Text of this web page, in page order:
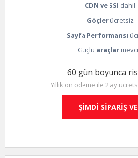
CDN ve SSl dahil
Göçler ücretsiz
Sayfa Performansı
Güçlü araçlar
60 gün boyunca
Yıllık ön ödeme ile 2 ay
ŞİMDİ SİPARİŞ